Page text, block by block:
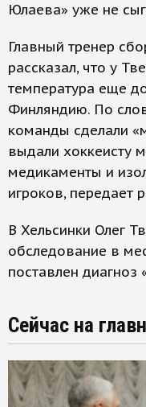
Юлаева» уже не
Главный тренер
рассказал, что у
температура еще
Финляндию. По
команды сделали
выдали хоккеисту
медикаменты и
игроков, передает
В Хельсинки Олег
обследование в
поставлен диагноз
Сейчас на